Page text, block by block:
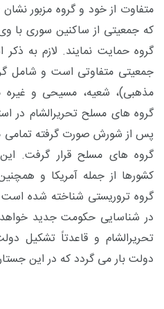
متفاوت از خود و گروه مزبور
که جمعیتی از ساکنین سوری با
گروه حمایت نمایند. لازم به
جمعیتی متفاوتی است و شامل
مذهبی)، شعیه، مسیحی و غیره
گروه های مسلح تحریرالشام
پس از شورش صورت گرفته
گروه های مسلح قرار گرفت.
کشورها از جمله آمریکا و
گروه تروریستی شناخته شده
در شناسایی حکومت جدید
تحریرالشام و قاعدتاً تشکیل
دولت بار می گردد که در این